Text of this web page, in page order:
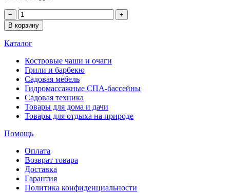
−
+
В корзину
Каталог
Костровые чаши и очаги
Грили и барбекю
Садовая мебель
Гидромассажные СПА-бассейны
Садовая техника
Товары для дома и дачи
Товары для отдыха на природе
Помощь
Оплата
Возврат товара
Доставка
Гарантия
Политика конфиденциальности